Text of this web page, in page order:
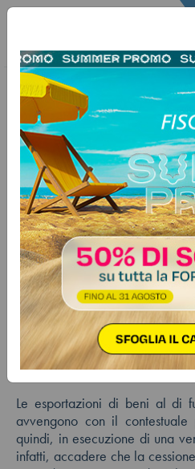
Home Fisco Info Fisco
12 marzo 2025
Categorie: Iva > Varie
Regime IVA delle
differite
Effetti del
dei beni
doganale
Fiscal News n. 43 - 2025
Autore:Marco Peirolo
Le esportazioni di beni al di
avvengono con il
quindi, in esecuzione di una
infatti, accadere che la